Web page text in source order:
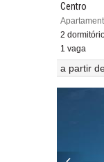
Centro
2
1 vaga
a partir